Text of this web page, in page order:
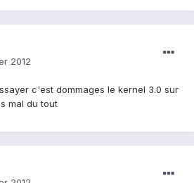
2012
c'est dommages le kernel 3.0 sur
mal du tout